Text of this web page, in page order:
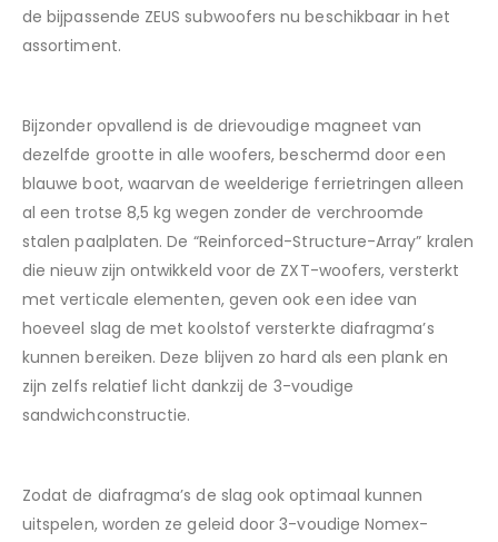
de bijpassende ZEUS subwoofers nu beschikbaar in het
assortiment.
Bijzonder opvallend is de drievoudige magneet van
dezelfde grootte in alle woofers, beschermd door een
blauwe boot, waarvan de weelderige ferrietringen alleen
al een trotse 8,5 kg wegen zonder de verchroomde
stalen paalplaten. De “Reinforced-Structure-Array” kralen
die nieuw zijn ontwikkeld voor de ZXT-woofers, versterkt
met verticale elementen, geven ook een idee van
hoeveel slag de met koolstof versterkte diafragma’s
kunnen bereiken. Deze blijven zo hard als een plank en
zijn zelfs relatief licht dankzij de 3-voudige
sandwichconstructie.
Zodat de diafragma’s de slag ook optimaal kunnen
uitspelen, worden ze geleid door 3-voudige Nomex-